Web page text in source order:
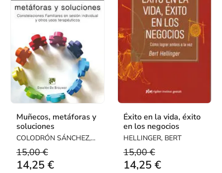
Muñecos, metáforas y
soluciones
COLODRÓN SÁNCHEZ,
MARÍA
15,00 €
14,25 €
Éxito en la vida, éxito
en los negocios
HELLINGER, BERT
15,00 €
14,25 €